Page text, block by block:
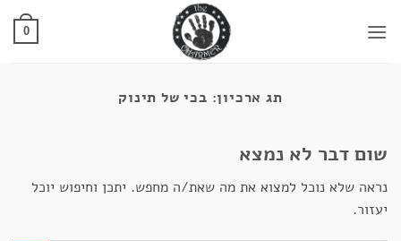
0
תג ארכיון: בכי של תינוק
שום דבר לא נמצא
נראה שלא נוכל למצוא את מה שאת/ה מחפש. יתכן וחיפוש יוכל
יעזור.